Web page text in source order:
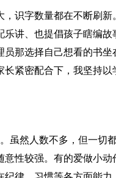
识字数量都在不断刷
讲、也提倡孩子瞎编
那选择自己想看的书坐
长紧密配合下，我坚持
虽然人数不多，但一切
性较强。有的爱做小